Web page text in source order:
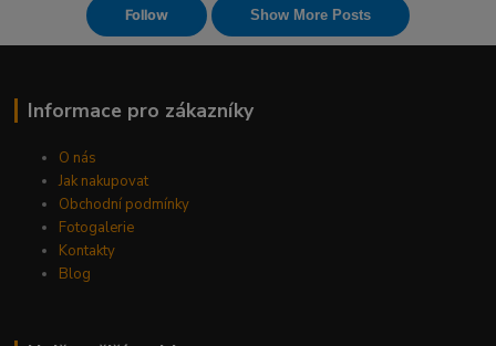
Informace pro zákazníky
O nás
Jak nakupovat
Obchodní podmínky
Fotogalerie
Kontakty
Blog